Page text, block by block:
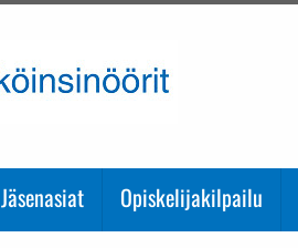
Jäsenasiat Opiskelijakilpailu